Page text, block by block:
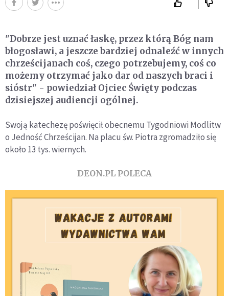
"Dobrze jest uznać łaskę, przez którą Bóg nam
błogosławi, a jeszcze bardziej odnaleźć w innych
chrześcijanach coś, czego potrzebujemy, coś co
możemy otrzymać jako dar od naszych braci i
sióstr" - powiedział Ojciec Święty podczas
dzisiejszej audiencji ogólnej.
Swoją katechezę poświęcił obecnemu Tygodniowi Modlitw
o Jedność Chrześcijan. Na placu św. Piotra zgromadziło się
około 13 tys. wiernych.
DEON.PL POLECA